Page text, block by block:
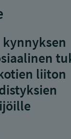
kynnyksen
liiton